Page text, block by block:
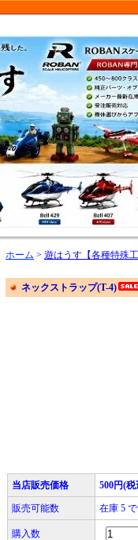
ホーム > 遊はうす【各種特殊
ネックストラップ(T-4)
当店販売価格 500円(税
販売可能数 在庫 5
購入数